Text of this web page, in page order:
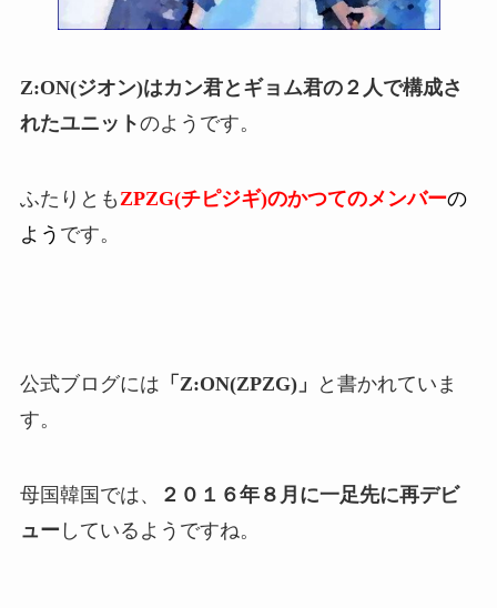
Z:ON(ジオン)はカン君とギョム君の２人で構成さ
れたユニットのようです。
ふたりとも ZPZG(チピジギ)のかつてのメンバーの
よう です。
公式ブログには 「Z:ON(ZPZG)」
と書かれていま
す。
母国韓国では、
２０１６年８月に一足先に再デビ
ュー しているようですね。